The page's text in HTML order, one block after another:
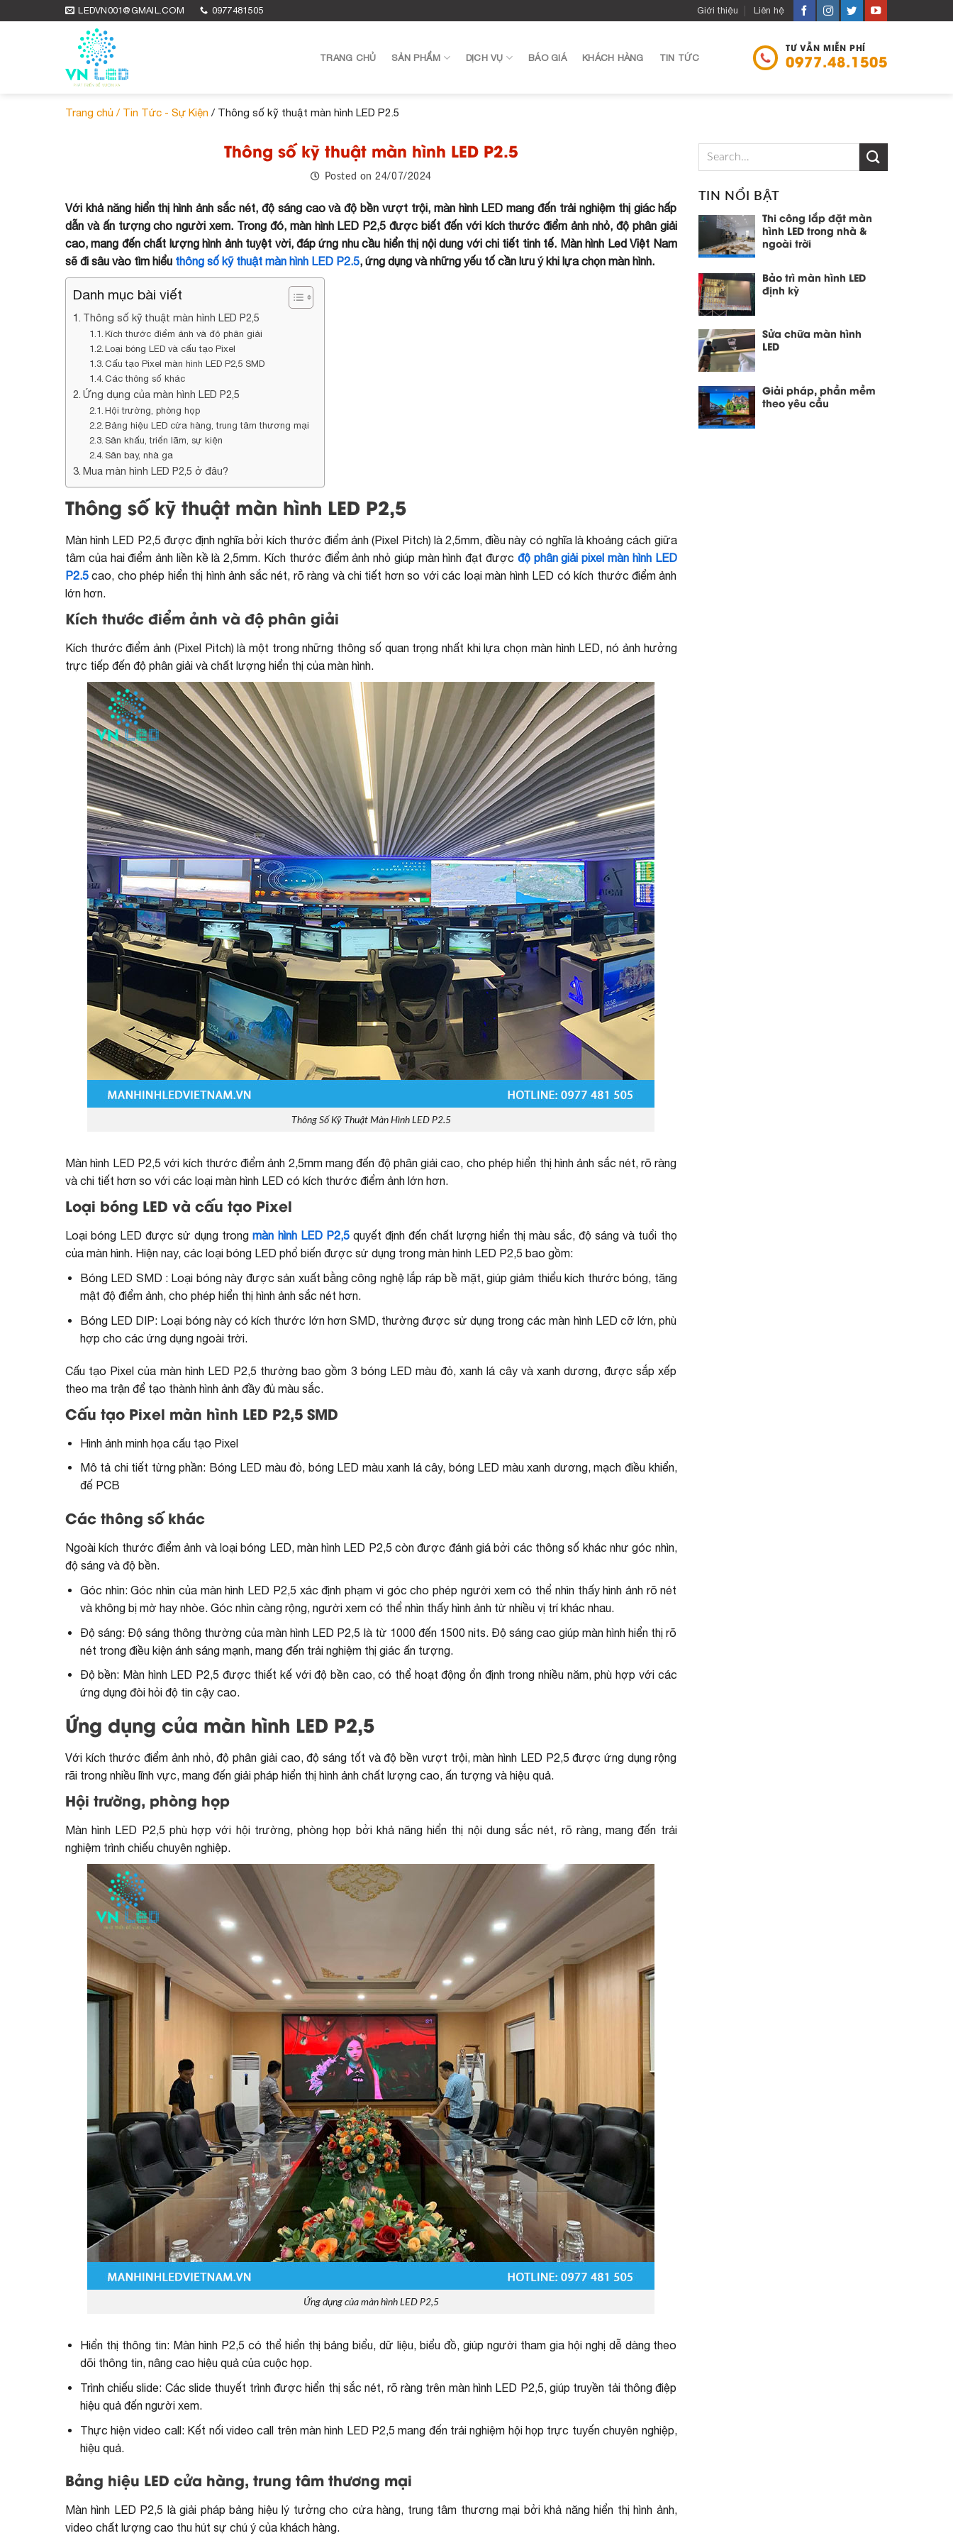
LEDVN001@GMAIL.COM 0977481505 Giới thiệu Liên hệ
TRANG CHỦ SẢN PHẨM DỊCH VỤ BÁO GIÁ KHÁCH HÀNG TIN TỨC
TƯ VẪN MIỄN PHÍ
0977.48.1505
Trang chủ / Tin Tức - Sự Kiện / Thông số kỹ thuật màn hình LED P2.5
Thông số kỹ thuật màn hình LED P2.5
Posted on24/07/2024
Với khả năng hiển thị hình ảnh sắc nét, độ sáng cao và độ bền vượt trội, màn hình LED mang đến trải nghiệm thị giác hấp
dẫn và ấn tượng cho người xem. Trong đó, màn hình LED P2,5 được biết đến với kích thước điểm ảnh nhỏ, độ phân giải
cao, mang đến chất lượng hình ảnh tuyệt vời, đáp ứng nhu cầu hiển thị nội dung với chi tiết tinh tế. Màn hình Led Việt Nam
sẽ đi sâu vào tìm hiểu thông số kỹ thuật màn hình LED P2.5, ứng dụng và những yếu tố cần lưu ý khi lựa chọn màn hình.
Danh mục bài viết
Thông số kỹ thuật màn hình LED P2,5
Kích thước điểm ảnh và độ phân giải
Loại bóng LED và cấu tạo Pixel
Cấu tạo Pixel màn hình LED P2,5 SMD
Các thông số khác
Ứng dụng của màn hình LED P2,5
Hội trường, phòng họp
Bảng hiệu LED cửa hàng, trung tâm thương mại
Sân khấu, triển lãm, sự kiện
Sân bay, nhà ga
Mua màn hình LED P2,5 ở đâu?
Thông số kỹ thuật màn hình LED P2,5
Màn hình LED P2,5 được định nghĩa bởi kích thước điểm ảnh (Pixel Pitch) là 2,5mm, điều này có nghĩa là khoảng cách giữa
tâm của hai điểm ảnh liền kề là 2,5mm. Kích thước điểm ảnh nhỏ giúp màn hình đạt được độ phân giải pixel màn hình LED
P2.5 cao, cho phép hiển thị hình ảnh sắc nét, rõ ràng và chi tiết hơn so với các loại màn hình LED có kích thước điểm ảnh
lớn hơn.
Kích thước điểm ảnh và độ phân giải
Kích thước điểm ảnh (Pixel Pitch) là một trong những thông số quan trọng nhất khi lựa chọn màn hình LED, nó ảnh hưởng
trực tiếp đến độ phân giải và chất lượng hiển thị của màn hình.
Thông Số Kỹ Thuật Màn Hình LED P2.5
Màn hình LED P2,5 với kích thước điểm ảnh 2,5mm mang đến độ phân giải cao, cho phép hiển thị hình ảnh sắc nét, rõ ràng
và chi tiết hơn so với các loại màn hình LED có kích thước điểm ảnh lớn hơn.
Loại bóng LED và cấu tạo Pixel
Loại bóng LED được sử dụng trongmàn hình LED P2,5quyết định đến chất lượng hiển thị màu sắc, độ sáng và tuổi thọ
của màn hình. Hiện nay, các loại bóng LED phổ biến được sử dụng trong màn hình LED P2,5 bao gồm:
Bóng LED SMD : Loại bóng này được sản xuất bằng công nghệ lắp ráp bề mặt, giúp giảm thiểu kích thước bóng, tăng
mật độ điểm ảnh, cho phép hiển thị hình ảnh sắc nét hơn.
Bóng LED DIP: Loại bóng này có kích thước lớn hơn SMD, thường được sử dụng trong các màn hình LED cỡ lớn, phù
hợp cho các ứng dụng ngoài trời.
Cấu tạo Pixel của màn hình LED P2,5 thường bao gồm 3 bóng LED màu đỏ, xanh lá cây và xanh dương, được sắp xếp
theo ma trận để tạo thành hình ảnh đầy đủ màu sắc.
Cấu tạo Pixel màn hình LED P2,5 SMD
Hình ảnh minh họa cấu tạo Pixel
Mô tả chi tiết từng phần: Bóng LED màu đỏ, bóng LED màu xanh lá cây, bóng LED màu xanh dương, mạch điều khiển,
đế PCB
Các thông số khác
Ngoài kích thước điểm ảnh và loại bóng LED, màn hình LED P2,5 còn được đánh giá bởi các thông số khác như góc nhìn,
độ sáng và độ bền.
Góc nhìn: Góc nhìn của màn hình LED P2,5 xác định phạm vi góc cho phép người xem có thể nhìn thấy hình ảnh rõ nét
và không bị mờ hay nhòe. Góc nhìn càng rộng, người xem có thể nhìn thấy hình ảnh từ nhiều vị trí khác nhau.
Độ sáng: Độ sáng thông thường của màn hình LED P2,5 là từ 1000 đến 1500 nits. Độ sáng cao giúp màn hình hiển thị rõ
nét trong điều kiện ánh sáng mạnh, mang đến trải nghiệm thị giác ấn tượng.
Độ bền: Màn hình LED P2,5 được thiết kế với độ bền cao, có thể hoạt động ổn định trong nhiều năm, phù hợp với các
ứng dụng đòi hỏi độ tin cậy cao.
Ứng dụng của màn hình LED P2,5
Với kích thước điểm ảnh nhỏ, độ phân giải cao, độ sáng tốt và độ bền vượt trội, màn hình LED P2,5 được ứng dụng rộng
rãi trong nhiều lĩnh vực, mang đến giải pháp hiển thị hình ảnh chất lượng cao, ấn tượng và hiệu quả.
Hội trường, phòng họp
Màn hình LED P2,5 phù hợp với hội trường, phòng họp bởi khả năng hiển thị nội dung sắc nét, rõ ràng, mang đến trải
nghiệm trình chiếu chuyên nghiệp.
Ứng dụng của màn hình LED P2,5
Hiển thị thông tin: Màn hình P2,5 có thể hiển thị bảng biểu, dữ liệu, biểu đồ, giúp người tham gia hội nghị dễ dàng theo
dõi thông tin, nâng cao hiệu quả của cuộc họp.
Trình chiếu slide: Các slide thuyết trình được hiển thị sắc nét, rõ ràng trên màn hình LED P2,5, giúp truyền tải thông điệp
hiệu quả đến người xem.
Thực hiện video call: Kết nối video call trên màn hình LED P2,5 mang đến trải nghiệm hội họp trực tuyến chuyên nghiệp,
hiệu quả.
Bảng hiệu LED cửa hàng, trung tâm thương mại
Màn hình LED P2,5 là giải pháp bảng hiệu lý tưởng cho cửa hàng, trung tâm thương mại bởi khả năng hiển thị hình ảnh,
video chất lượng cao thu hút sự chú ý của khách hàng.
TIN NỔI BẬT
Thi công lắp đặt màn
hình LED trong nhà &
ngoài trời
Bảo trì màn hình LED
định kỳ
Sửa chữa màn hình
LED
Giải pháp, phần mềm
theo yêu cầu